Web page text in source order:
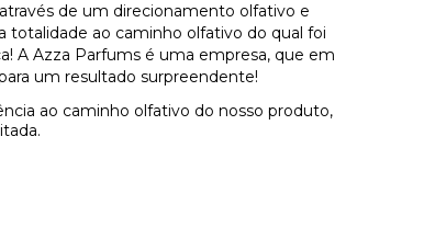
de um direcionamento olfativo e
totalidade ao caminho olfativo do qual foi
A Azza Parfums é uma empresa, que em
um resultado surpreendente!
ao caminho olfativo do nosso produto,